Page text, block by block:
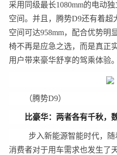
采用同级最长1080mm的电动
空间。并且，腾势D9还有着超
空间可达958mm，配合优势明
椅不再是应急之选，而是真正
用户带来豪华舒享的驾乘体验。
（腾势D9）
比豪华：两者各有千秋，
步入新能源智能时代，随
消费者对于用车需求也发生了